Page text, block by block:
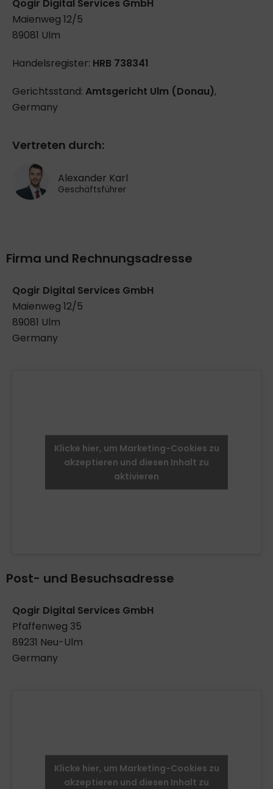
Qogir Digital Services GmbH
Maienweg 12/5
89081 Ulm
Handelsregister: HRB 738341
Gerichtsstand: Amtsgericht Ulm (Donau),
Germany
Vertreten durch:
Alexander Karl
Geschäftsführer
Firma und Rechnungsadresse
Qogir Digital Services GmbH
Maienweg 12/5
89081 Ulm
Germany
Klicke hier, um Marketing-Cookies zu
akzeptieren und diesen Inhalt zu
aktivieren
Post- und Besuchsadresse
Qogir Digital Services GmbH
Pfaffenweg 35
89231 Neu-Ulm
Germany
Klicke hier, um Marketing-Cookies zu
akzeptieren und diesen Inhalt zu